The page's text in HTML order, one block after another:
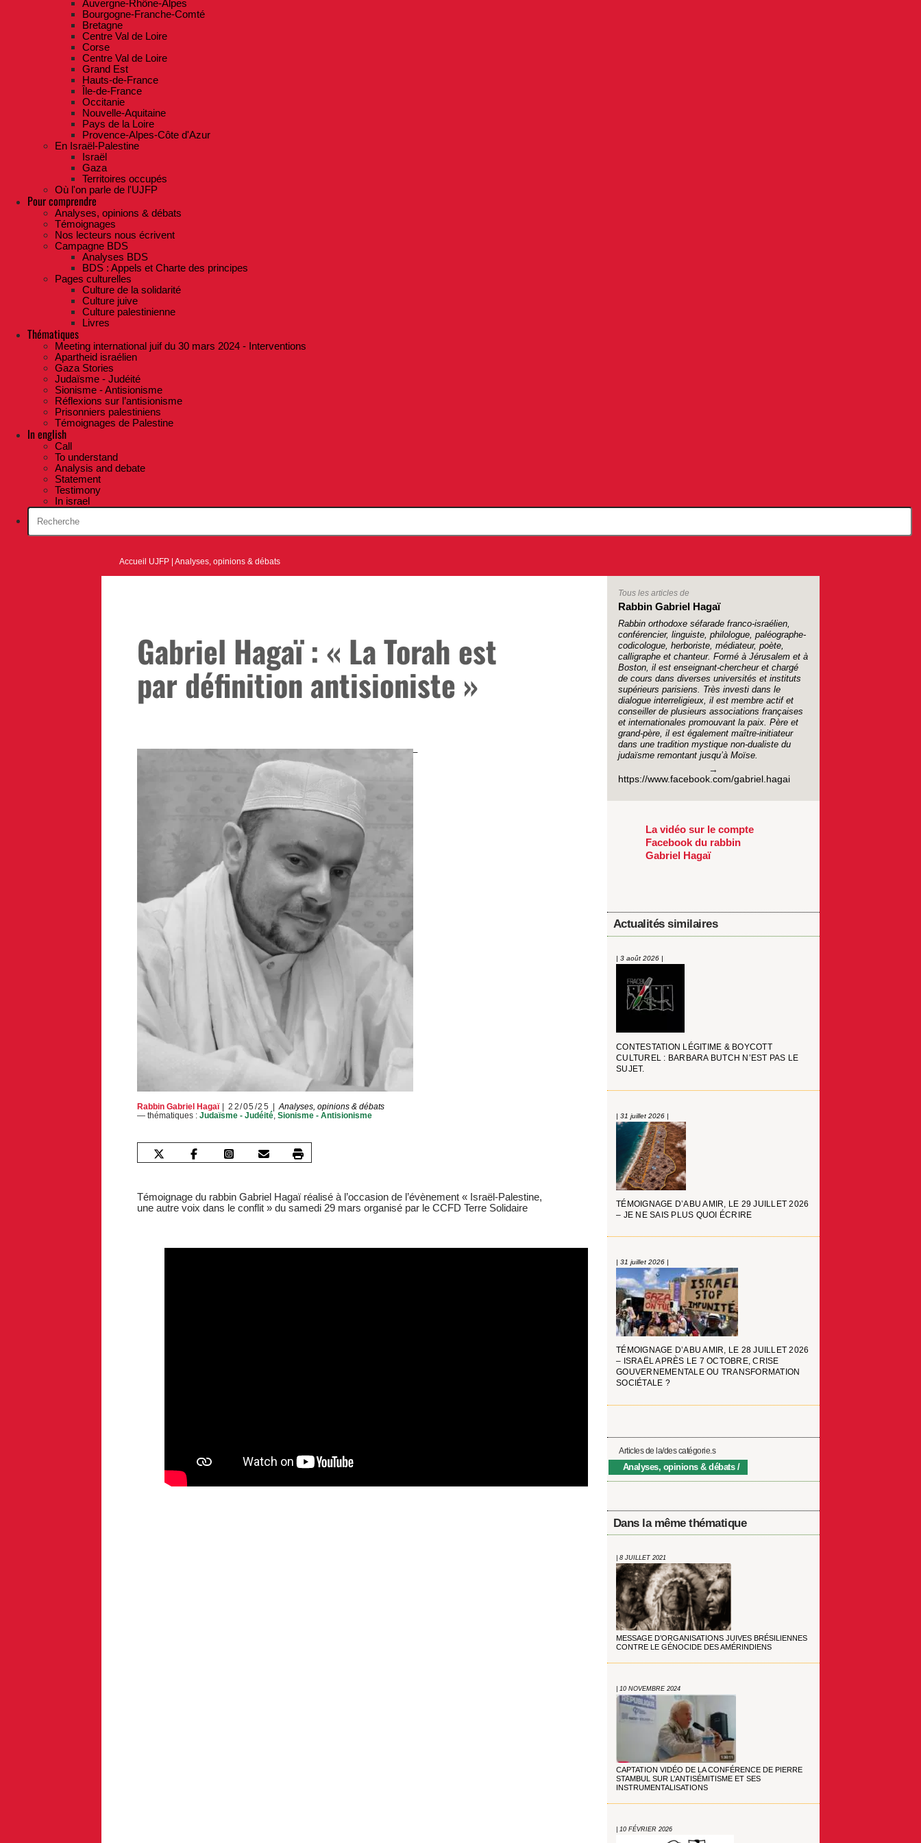
Auvergne-Rhône-Alpes
Bourgogne-Franche-Comté
Bretagne
Centre Val de Loire
Corse
Centre Val de Loire
Grand Est
Hauts-de-France
Île-de-France
Occitanie
Nouvelle-Aquitaine
Pays de la Loire
Provence-Alpes-Côte d'Azur
En Israël-Palestine
Israël
Gaza
Territoires occupés
Où l'on parle de l'UJFP
Pour comprendre
Analyses, opinions & débats
Témoignages
Nos lecteurs nous écrivent
Campagne BDS
Analyses BDS
BDS : Appels et Charte des principes
Pages culturelles
Culture de la solidarité
Culture juive
Culture palestinienne
Livres
Thématiques
Meeting international juif du 30 mars 2024 - Interventions
Apartheid israélien
Gaza Stories
Judaïsme - Judéité
Sionisme - Antisionisme
Réflexions sur l’antisionisme
Prisonniers palestiniens
Témoignages de Palestine
In english
Call
To understand
Analysis and debate
Statement
Testimony
In israel
Accueil UJFP |Analyses, opinions & débats
Gabriel Hagaï : « La Torah est
par définition antisioniste »
Rabbin Gabriel Hagaï 22/05/25
Analyses, opinions & débats
— thématiques : Judaïsme - Judéité, Sionisme - Antisionisme
Témoignage du rabbin Gabriel Hagaï réalisé à l’occasion de l’évènement « Israël-Palestine,
une autre voix dans le conflit » du samedi 29 mars organisé par le CCFD Terre Solidaire
Tous les articles de
Rabbin Gabriel Hagaï
Rabbin orthodoxe séfarade franco-israélien,
conférencier, linguiste, philologue, paléographe-
codicologue, herboriste, médiateur, poète,
calligraphe et chanteur. Formé à Jérusalem et à
Boston, il est enseignant-chercheur et chargé
de cours dans diverses universités et instituts
supérieurs parisiens. Très investi dans le
dialogue interreligieux, il est membre actif et
conseiller de plusieurs associations françaises
et internationales promouvant la paix. Père et
grand-père, il est également maître-initiateur
dans une tradition mystique non-dualiste du
judaïsme remontant jusqu’à Moïse.
https://www.facebook.com/gabriel.hagai
La vidéo sur le compte
Facebook du rabbin
Gabriel Hagaï
Actualités similaires
| 3 août 2026 |
CONTESTATION LÉGITIME & BOYCOTT
CULTUREL : BARBARA BUTCH N’EST PAS LE
SUJET.
| 31 juillet 2026 |
TÉMOIGNAGE D’ABU AMIR, LE 29 JUILLET 2026
– JE NE SAIS PLUS QUOI ÉCRIRE
| 31 juillet 2026 |
TÉMOIGNAGE D’ABU AMIR, LE 28 JUILLET 2026
– ISRAËL APRÈS LE 7 OCTOBRE, CRISE
GOUVERNEMENTALE OU TRANSFORMATION
SOCIÉTALE ?
Articles de la/des catégorie.s
Analyses, opinions & débats
Dans la même thématique
| 8 JUILLET 2021
MESSAGE D’ORGANISATIONS JUIVES BRÉSILIENNES
CONTRE LE GÉNOCIDE DES AMÉRINDIENS
| 10 NOVEMBRE 2024
CAPTATION VIDÉO DE LA CONFÉRENCE DE PIERRE
STAMBUL SUR L’ANTISÉMITISME ET SES
INSTRUMENTALISATIONS
| 10 FÉVRIER 2026